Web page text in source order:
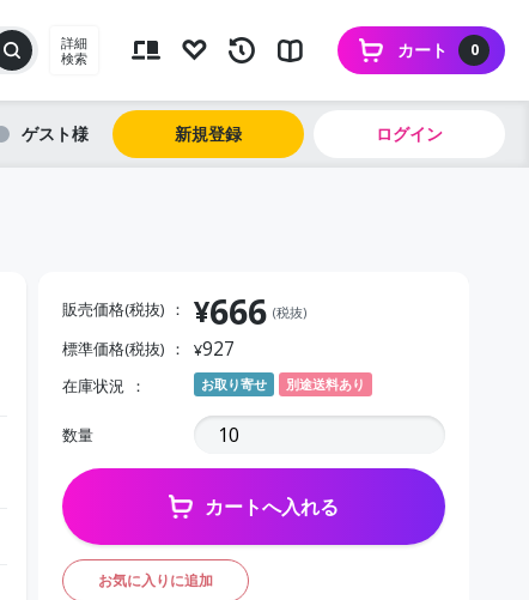
詳細
検索
0
カート
ゲスト 新規登録 ログイン
販売価格(税抜) ¥666 (税抜)
標準価格(税抜) ¥927
在庫状況 お取り寄せ 別途送料あり
数量
カートへ入れる
お気に入りに追加